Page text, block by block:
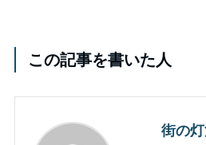
この記事を書いた人
街の